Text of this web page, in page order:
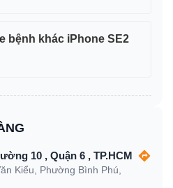
bệnh khác iPhone SE2
10 , Quận 6 , TP.HCM
Kiểu, Phường Bình Phú,